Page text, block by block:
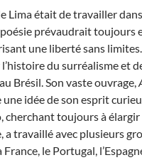
Lima était de travailler
prévaudrait toujours
une liberté sans
l’histoire du surréalisme et
Brésil. Son vaste ouvrage,
idée de son esprit
cherchant toujours à élargir
a travaillé avec plusieurs
le Portugal,